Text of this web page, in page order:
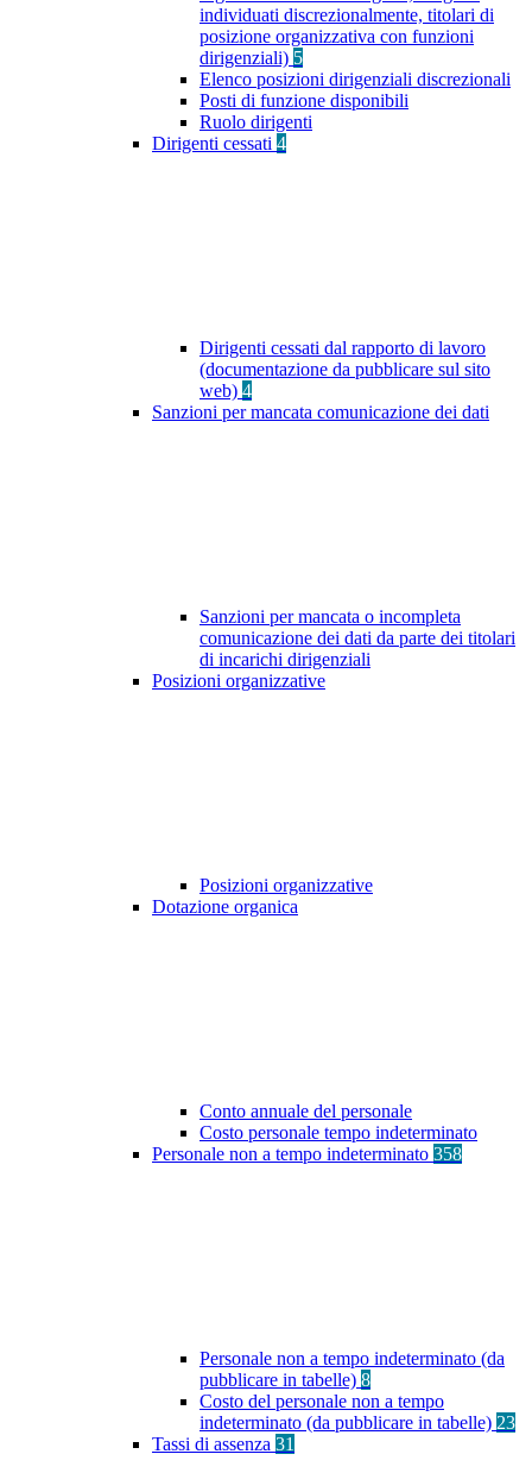
individuati discrezionalmente, titolari di
posizione organizzativa con funzioni
dirigenziali) 5
Elenco posizioni dirigenziali discrezionali
Posti di funzione disponibili
Ruolo dirigenti
Dirigenti cessati 4
Dirigenti cessati dal rapporto di lavoro
(documentazione da pubblicare sul sito
web) 4
Sanzioni per mancata comunicazione dei dati
Sanzioni per mancata o incompleta
comunicazione dei dati da parte dei titolari
di incarichi dirigenziali
Posizioni organizzative
Posizioni organizzative
Dotazione organica
Conto annuale del personale
Costo personale tempo indeterminato
Personale non a tempo indeterminato 358
Personale non a tempo indeterminato (da
pubblicare in tabelle) 8
Costo del personale non a tempo
indeterminato (da pubblicare in tabelle) 23
Tassi di assenza 31